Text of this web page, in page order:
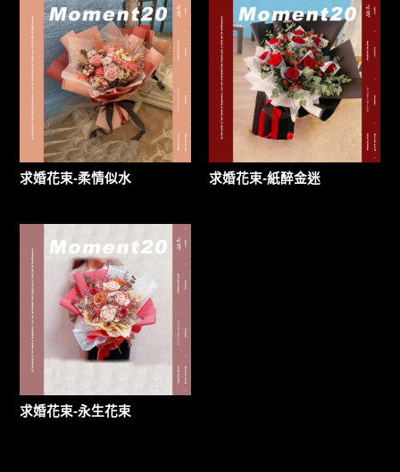
求婚花束-柔情似水 求婚花束-紙醉金迷
求婚花束-永生花束